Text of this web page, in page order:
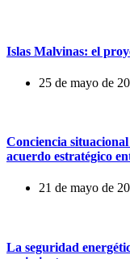
Islas Malvinas: el
25 de mayo de
Conciencia
acuerdo estratégico
21 de mayo de
La seguridad